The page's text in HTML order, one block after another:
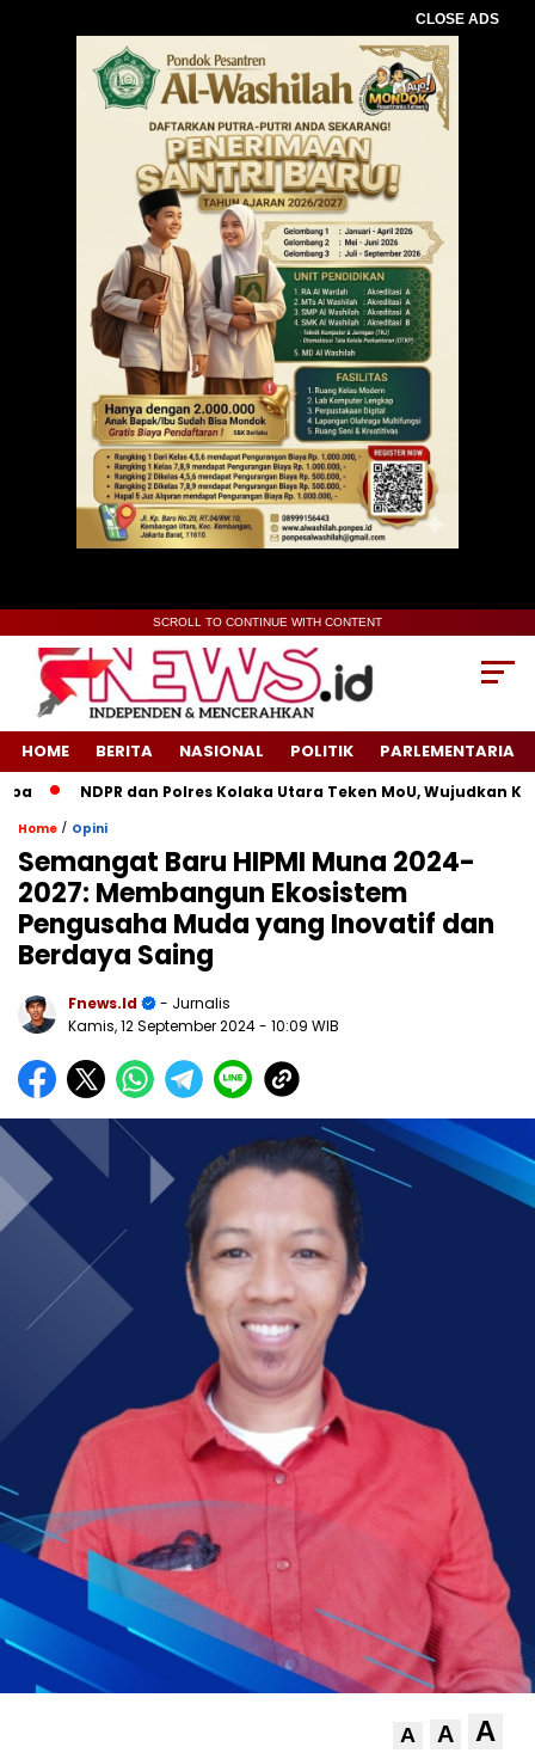
CLOSE ADS
SCROLL TO CONTINUE WITH CONTENT
HOME BERITA NASIONAL POLITIK PARLEMENTARIA
NDPR dan Polres Kolaka Utara Teken MoU, Wujudkan
Home / Opini
Semangat Baru HIPMI Muna 2024-
2027: Membangun Ekosistem
Pengusaha Muda yang Inovatif dan
Berdaya Saing
Fnews.id
- Jurnalis
Kamis, 12 September 2024- 10:09 WIB
A A A